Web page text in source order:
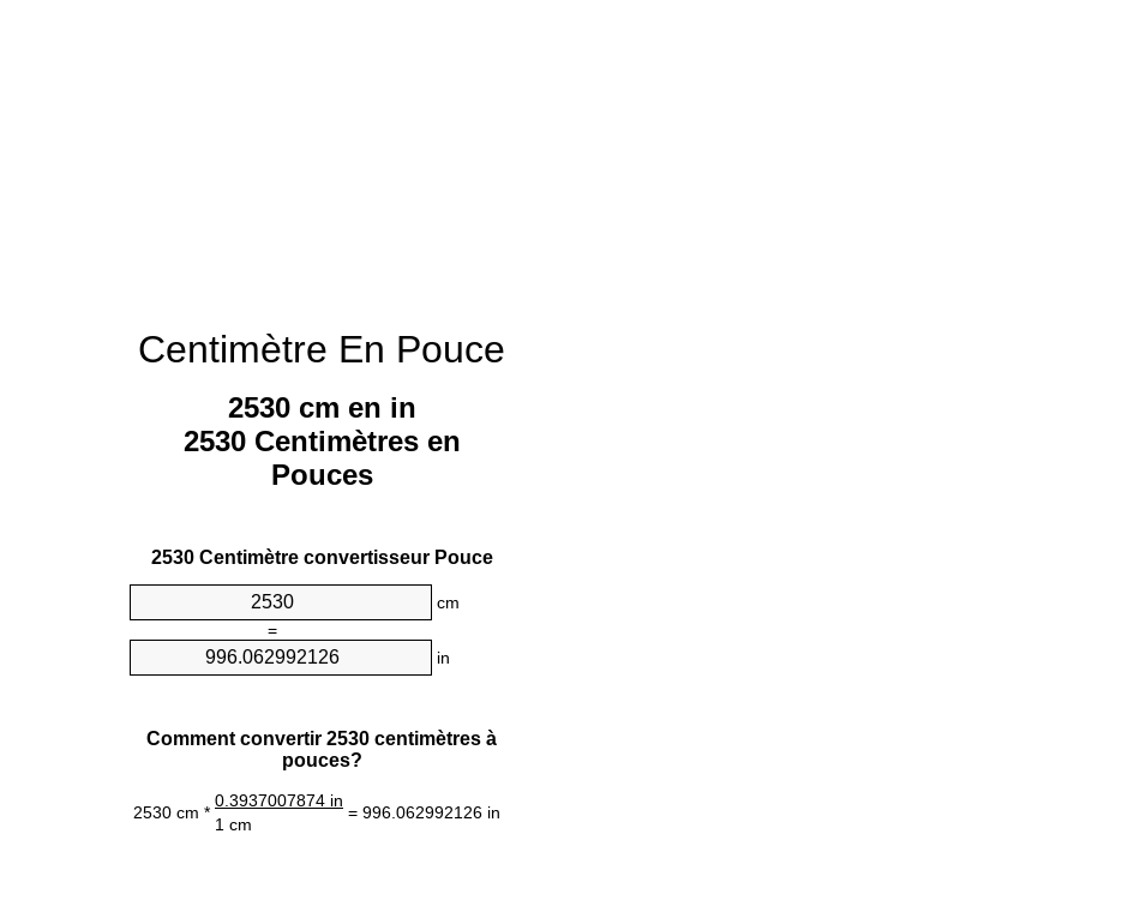
Centimètre En Pouce
2530 cm en in
2530 Centimètres en
Pouces
2530 Centimètre convertisseur Pouce
cm
=
in
Comment convertir 2530 centimètres à
pouces?
2530 cm *
0.3937007874 in
= 996.062992126 in
1 cm